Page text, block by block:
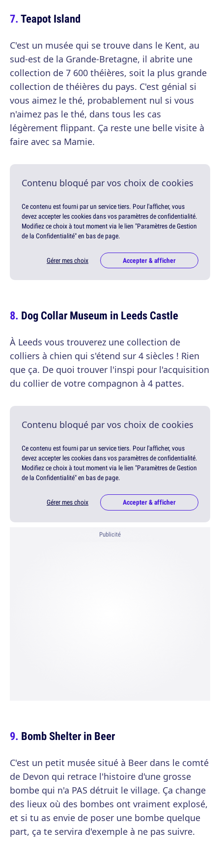
Teapot Island
C'est un musée qui se trouve dans le Kent, au
sud-est de la Grande-Bretagne, il abrite une
collection de 7 600 théières, soit la plus grande
collection de théières du pays. C'est génial si
vous aimez le thé, probablement nul si vous
n'aimez pas le thé, dans tous les cas
légèrement flippant. Ça reste une belle visite à
faire avec sa Mamie.
Contenu bloqué par vos choix de cookies
Ce contenu est fourni par un service tiers. Pour l'afficher, vous
devez accepter les cookies dans vos paramètres de confidentialité.
Modifiez ce choix à tout moment via le lien "Paramètres de Gestion
de la Confidentialité" en bas de page.
Gérer mes choix Accepter & afficher
Dog Collar Museum in Leeds Castle
À Leeds vous trouverez une collection de
colliers à chien qui s'étend sur 4 siècles ! Rien
que ça. De quoi trouver l'inspi pour l'acquisition
du collier de votre compagnon à 4 pattes.
Contenu bloqué par vos choix de cookies
Ce contenu est fourni par un service tiers. Pour l'afficher, vous
devez accepter les cookies dans vos paramètres de confidentialité.
Modifiez ce choix à tout moment via le lien "Paramètres de Gestion
de la Confidentialité" en bas de page.
Gérer mes choix Accepter & afficher
Publicité
Bomb Shelter in Beer
C'est un petit musée situé à Beer dans le comté
de Devon qui retrace l'histoire d'une grosse
bombe qui n'a PAS détruit le village. Ça change
des lieux où des bombes ont vraiment explosé,
et si tu as envie de poser une bombe quelque
part, ça te servira d'exemple à ne pas suivre.